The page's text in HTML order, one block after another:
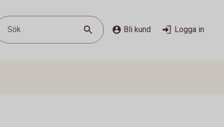
Sök Bli kund Logga in